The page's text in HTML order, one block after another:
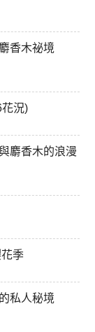
香木祕境
況)
麝香木的浪漫
季
私人秘境